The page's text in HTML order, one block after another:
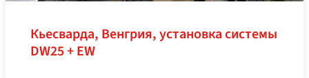
Кьесварда, Венгрия, установка системы
DW25 + EW